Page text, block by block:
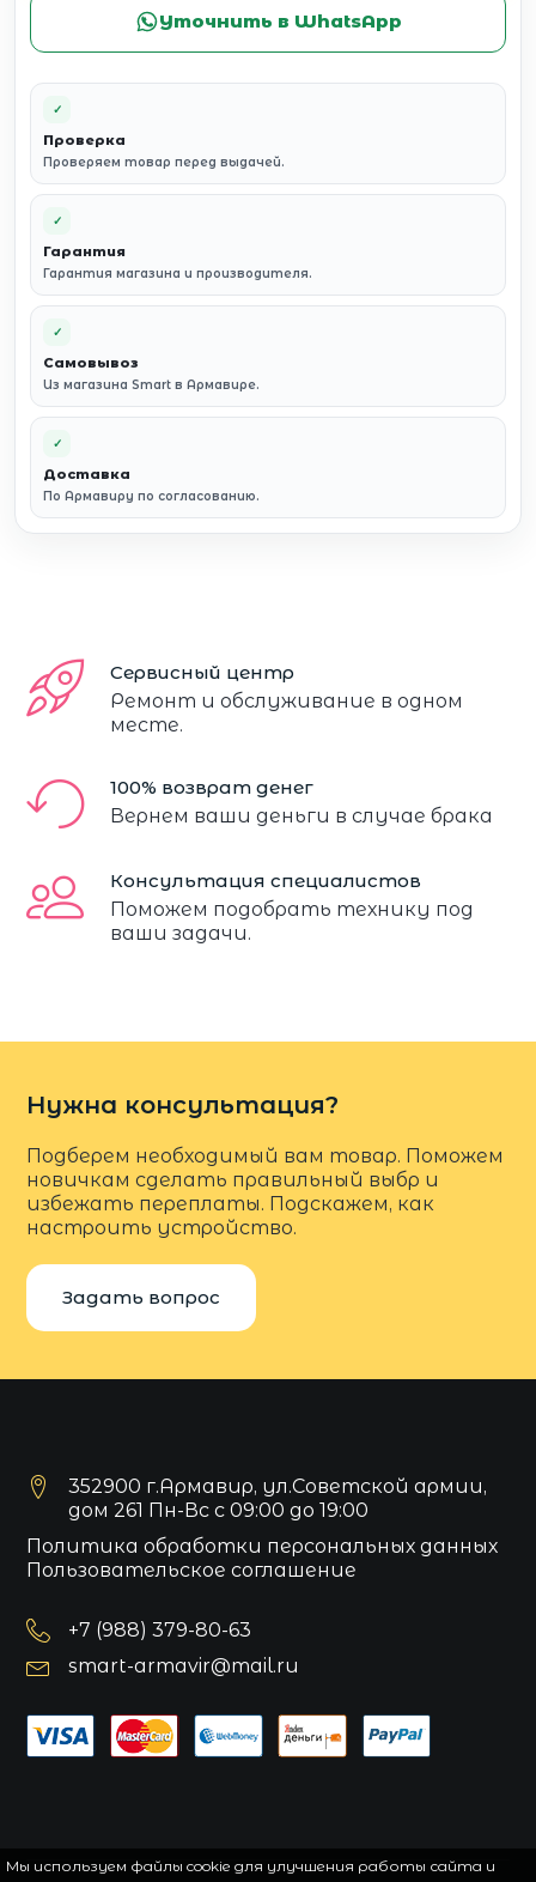
Уточнить в WhatsApp
✓
Проверка
Проверяем товар перед выдачей.
✓
Гарантия
Гарантия магазина и производителя.
✓
Самовывоз
Из магазина Smart в Армавире.
✓
Доставка
По Армавиру по согласованию.
Сервисный центр
Ремонт и обслуживание в одном
месте.
100% возврат денег
Вернем ваши деньги в случае брака
Консультация специалистов
Поможем подобрать технику под
ваши задачи.
Нужна консультация?
Подберем необходимый вам товар. Поможем
новичкам сделать правильный выбр и
избежать переплаты. Подскажем, как
настроить устройство.
Задать вопрос
352900 г.Армавир, ул.Советской армии,
дом 261 Пн-Вс с 09:00 до 19:00
Политика обработки персональных данных
Пользовательское соглашение
+7 (988) 379-80-63
smart-armavir@mail.ru
Мы используем файлы cookie для улучшения работы сайта и